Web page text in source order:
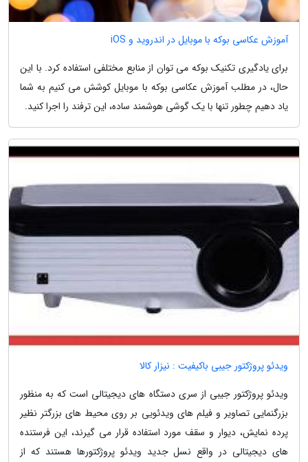
آموزش عکاسی بوکه با موبایل در اندروید و iOS
برای یادگیری تکنیک بوکه می توان از منابع مختلفی استفاده کرد. با این
حال، در مطلب آموزش عکاسی بوکه با موبایل کوشش می کنیم به شما
یاد دهیم چطور تنها با یک گوشی هوشمند ساده، این ترفند را اجرا کنید.
ویدئو پروژکتور جیبی باکیفیت : نیزار کالا
ویدئو پروژکتور جیبی از سری دستگاه های دیجیتالی است که به منظور
بزرگنمایی تصاویر و فیلم های ویدئویی بر روی محیط های بزرگتر نظیر
پرده نمایش، دیوار و سقف مورد استفاده قرار می گیرند، این فرستنده
های دیجیتالی در واقع نسل جدید ویدئو پروژکتورها هستند که از